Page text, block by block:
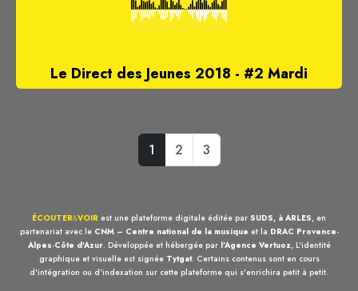
Le Direct des Jeunes 2018 - #2 Mardi
1 2 3
ÉCOUTER&VOIR est une plateforme digitale éditée par SUDS, à ARLES, en
partenariat avec le CNM – Centre national de la musique et la DRAC Provence-
Alpes-Côte d'Azur. Développée et hébergée par l'Agence Vertuoz, L'identité
graphique et visuelle est signée Tytgat. Certains contenus sont en cours
d'intégration ou d'indexation sur cette plateforme qui s'enrichira petit à petit.